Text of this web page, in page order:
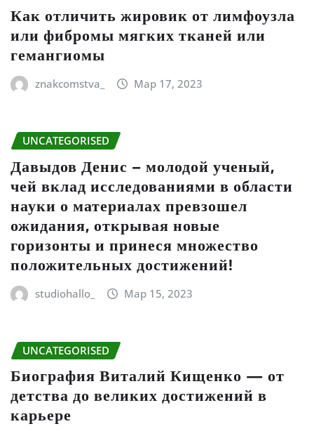
Как отличить жировик от лимфоузла
или фибромы мягких тканей или
гемангиомы
znakcomstva_ Мар 17, 2023
UNCATEGORISED
Давыдов Денис – молодой ученый,
чей вклад исследованиями в области
науки о материалах превзошел
ожидания, открывая новые
горизонты и принеся множество
положительных достижений!
studiohallo_ Мар 15, 2023
UNCATEGORISED
Биография Виталий Кищенко — от
детства до великих достижений в
карьере